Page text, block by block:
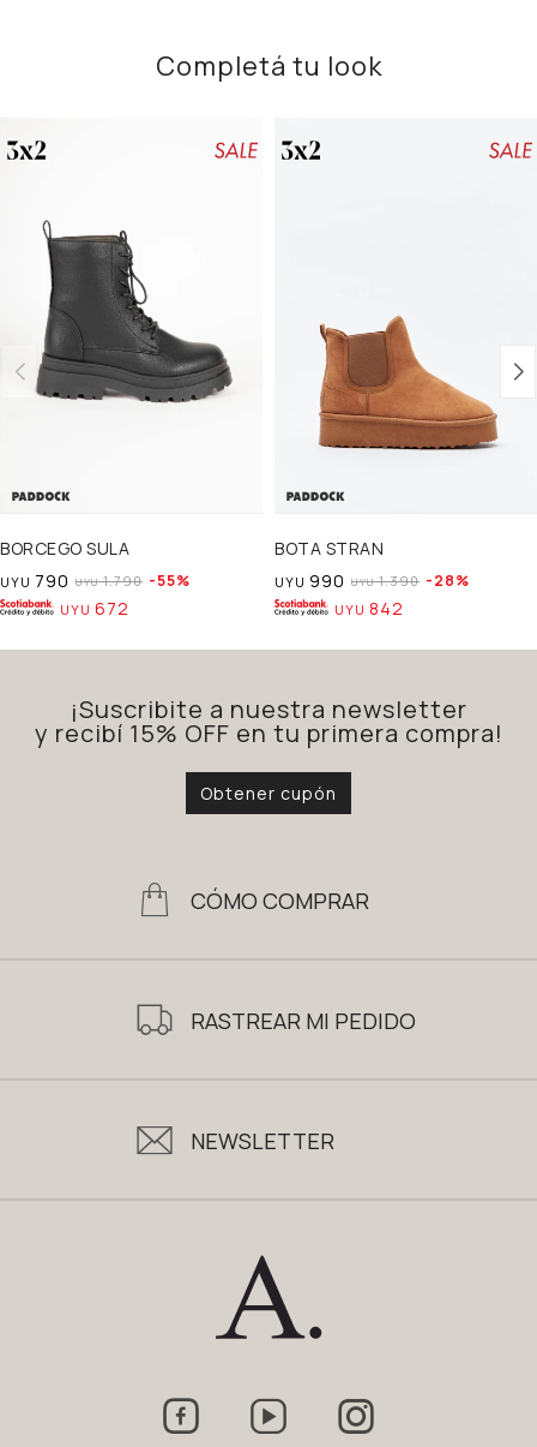
Completá tu look
BORCEGO SULA
UYU 790 UYU 1.790 55
UYU 672
BOTA STRAN
UYU 990 UYU 1.390 28
UYU 842
¡Suscribite a nuestra newsletter
y recibí 15% OFF en tu primera compra!
Obtener cupón
CÓMO COMPRAR
RASTREAR MI PEDIDO
NEWSLETTER
  